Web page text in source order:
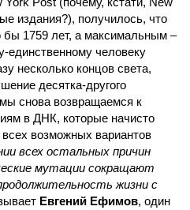
издания?), получилось, что
1759 лет, а максимальным –
единственному человеку
несколько концов света,
десятка-другого
снова возвращаемся к
в ДНК, которые начисто
возможных вариантов
всех остальных причин
мутации сокращают
жизни с
Евгений Ефимов, один